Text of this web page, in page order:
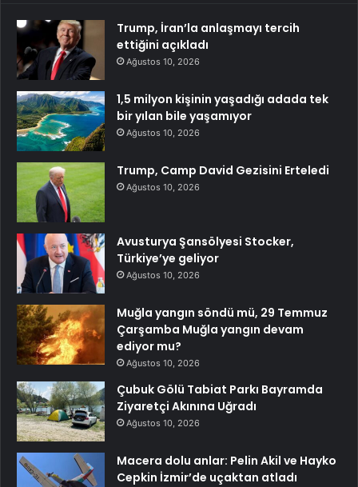
Trump, İran’la anlaşmayı tercih
ettiğini açıkladı
Ağustos 10, 2026
1,5 milyon kişinin yaşadığı adada tek
bir yılan bile yaşamıyor
Ağustos 10, 2026
Trump, Camp David Gezisini Erteledi
Ağustos 10, 2026
Avusturya Şansölyesi Stocker,
Türkiye’ye geliyor
Ağustos 10, 2026
Muğla yangın söndü mü, 29 Temmuz
Çarşamba Muğla yangın devam
ediyor mu?
Ağustos 10, 2026
Çubuk Gölü Tabiat Parkı Bayramda
Ziyaretçi Akınına Uğradı
Ağustos 10, 2026
Macera dolu anlar: Pelin Akil ve Hayko
Cepkin İzmir’de uçaktan atladı